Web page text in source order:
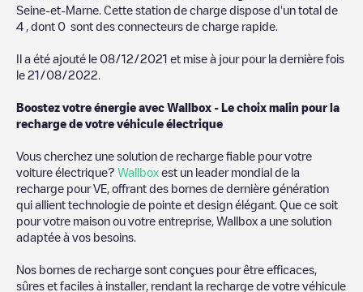
Seine-et-Marne . Cette station de charge dispose d'un total de
4 , dont 0 sont des connecteurs de charge rapide.
Il a été ajouté le 08/12/2021 et mise à jour pour la dernière fois
le 21/08/2022
Boostez votre énergie avec Wallbox - Le choix malin pour la
recharge de votre véhicule électrique
Vous cherchez une solution de recharge fiable pour votre
voiture électrique? Wallbox est un leader mondial de la
recharge pour VE, offrant des bornes de dernière génération
qui allient technologie de pointe et design élégant. Que ce soit
pour votre maison ou votre entreprise, Wallbox a une solution
adaptée à vos besoins.
Nos bornes de recharge sont conçues pour être efficaces,
sûres et faciles à installer, rendant la recharge de votre véhicule